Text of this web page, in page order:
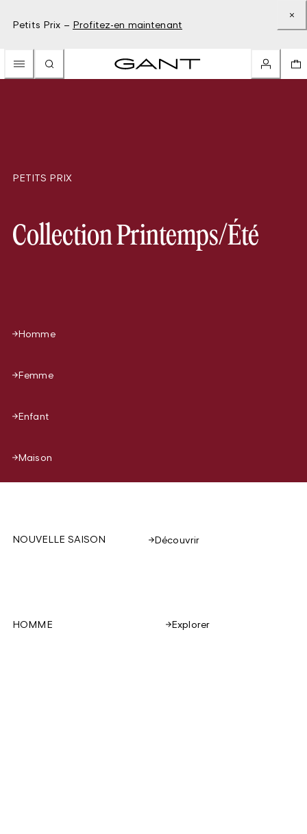
Petits Prix – Profitez-en maintenant
PETITS PRIX
Collection Printemps/Été
Homme
Femme
Enfant
Maison
NOUVELLE SAISON Découvrir
HOMME Explorer